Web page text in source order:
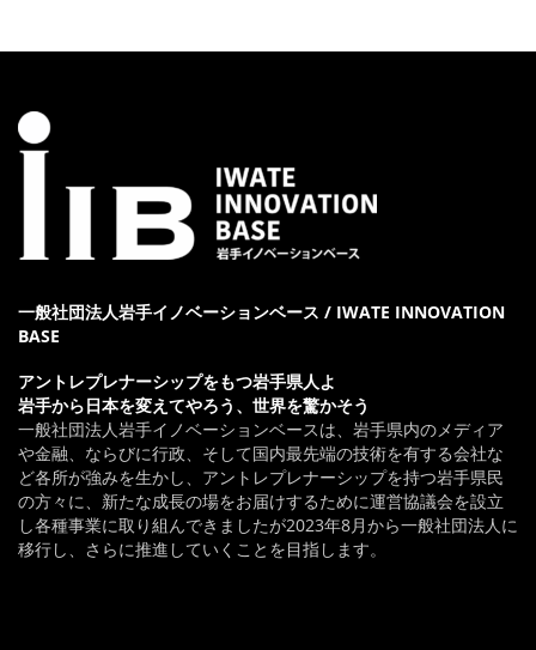
一般社団法人岩手イノベーションベース / IWATE INNOVATION
BASE
アントレプレナーシップをもつ岩手県人よ
岩手から日本を変えてやろう、世界を驚かそう
一般社団法人岩手イノベーションベースは、岩手県内のメディア
や金融、ならびに行政、そして国内最先端の技術を有する会社な
ど各所が強みを生かし、アントレプレナーシップを持つ岩手県民
の方々に、新たな成長の場をお届けするために運営協議会を設立
し各種事業に取り組んできましたが2023年8月から一般社団法人に
移行し、さらに推進していくことを目指します。